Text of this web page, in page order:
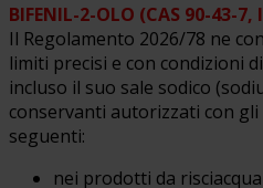
BIFENIL-2-OLO (CAS 90-43-7,
Il Regolamento 2026/78 ne
limiti precisi e con condizioni
incluso il suo sale sodico
conservanti autorizzati con
seguenti:
nei prodotti da